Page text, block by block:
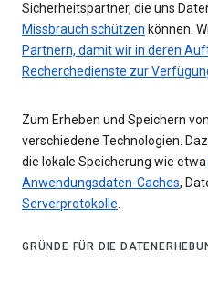
Sicherheitspartner, die uns
Missbrauch schützen können.
Partnern, damit wir in deren
Recherchedienste zur
Zum Erheben und Speichern
verschiedene Technologien.
die lokale Speicherung wie etwa
Anwendungsdaten-Caches,
Serverprotokolle.
GRÜNDE FÜR DIE